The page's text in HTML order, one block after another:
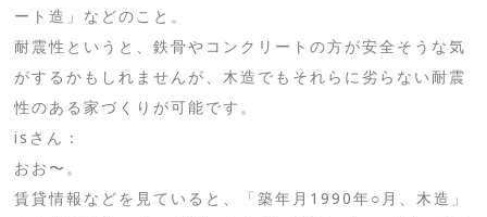
ート造」などのこと。
耐震性というと、鉄骨やコンクリートの方が安全そうな気
がするかもしれませんが、木造でもそれらに劣らない耐震
性のある家づくりが可能です。
isさん：
おお〜。
賃貸情報などを見ていると、「築年月1990年○月、木造」